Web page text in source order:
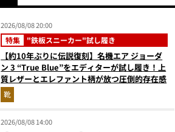
2026/08/08 20:00
特集 "鉄板スニーカー"試し履き
【約10年ぶりに伝説復刻】名機エア ジョーダ
ン 3 “True Blue”をエディターが試し履き！上
質レザーとエレファント柄が放つ圧倒的存在感
靴
2026/08/08 14:00